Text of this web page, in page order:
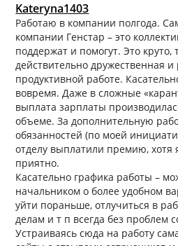
Kateryna1403
Работаю в компании полгода.
компании Генстар – это
поддержат и помогут. Это круто,
действительно дружественная и
продуктивной работе.
вовремя. Даже в сложные
выплата зарплаты
объеме. За дополнительную
обязанностей (по моей
отделу выплатили премию,
приятно.
Касательно графика работы –
начальником о более удобном
уйти пораньше, отлучиться в
делам и т п всегда без проблем
Устраиваясь сюда на работу